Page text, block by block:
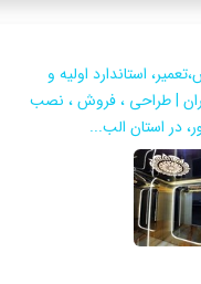
استاندارد اولیه و
| طراحی ، فروش ، نصب
در استان الب...